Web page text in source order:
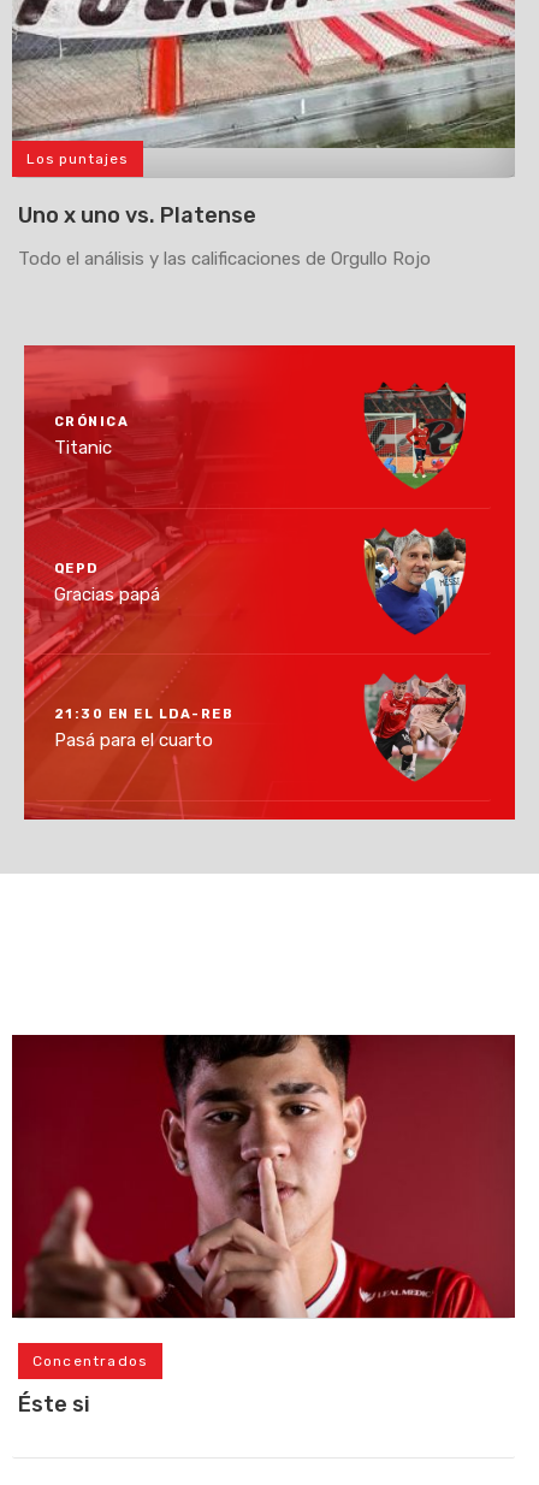
Los puntajes
Uno x uno vs. Platense
Todo el análisis y las calificaciones de Orgullo Rojo
CRÓNICA
Titanic
QEPD
Gracias papá
21:30 EN EL LDA-REB
Pasá para el cuarto
Concentrados
Éste si